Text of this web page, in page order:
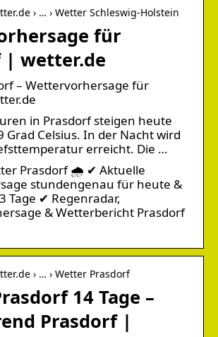
› … › Wetter Schleswig-Holstein
für
| wetter.de
– Wettervorhersage für
in Prasdorf steigen heute
Grad Celsius. In der Nacht wird
erreicht. Die …
Prasdorf 🌧️ ✔ Aktuelle
stundengenau für heute &
Tage ✔ Regenradar,
& Wetterbericht Prasdorf
› … › Wetter Prasdorf
14 Tage –
Prasdorf |